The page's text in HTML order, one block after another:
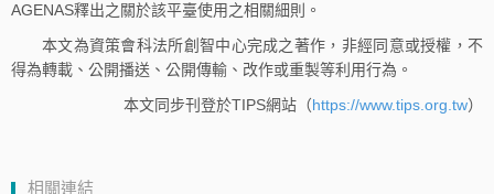
AGENAS釋出之關於該平臺使用之相關細則。
本文為資策會科法所創智中心完成之著作，非經同意或授權，不
得為轉載、公開播送、公開傳輸、改作或重製等利用行為。
本文同步刊登於TIPS網站（https://www.tips.org.tw）
相關連結